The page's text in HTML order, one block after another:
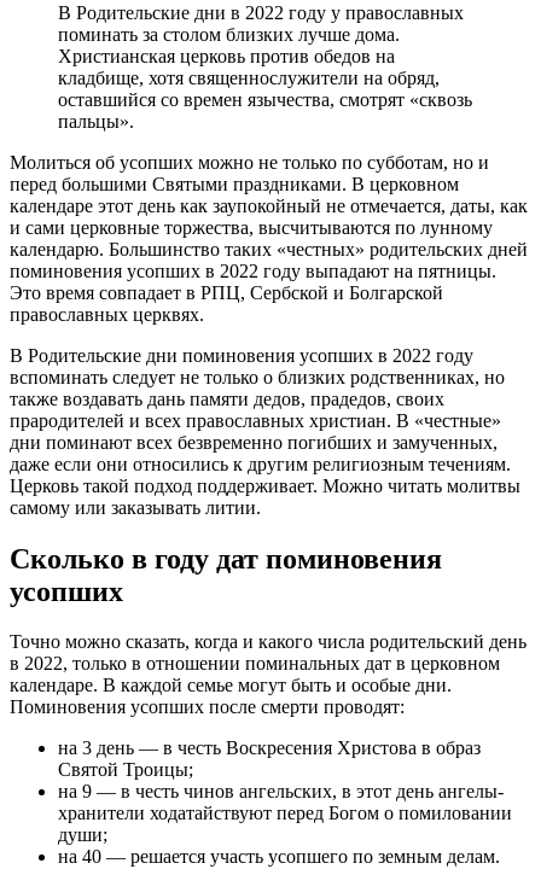
В Родительские дни в 2022 году у православных
поминать за столом близких лучше дома.
Христианская церковь против обедов на
кладбище, хотя священнослужители на обряд,
оставшийся со времен язычества, смотрят «сквозь
пальцы».
Молиться об усопших можно не только по субботам, но и
перед большими Святыми праздниками. В церковном
календаре этот день как заупокойный не отмечается, даты, как
и сами церковные торжества, высчитываются по лунному
календарю. Большинство таких «честных» родительских дней
поминовения усопших в 2022 году выпадают на пятницы.
Это время совпадает в РПЦ, Сербской и Болгарской
православных церквях.
В Родительские дни поминовения усопших в 2022 году
вспоминать следует не только о близких родственниках, но
также воздавать дань памяти дедов, прадедов, своих
прародителей и всех православных христиан. В «честные»
дни поминают всех безвременно погибших и замученных,
даже если они относились к другим религиозным течениям.
Церковь такой подход поддерживает. Можно читать молитвы
самому или заказывать литии.
Сколько в году дат поминовения
усопших
Точно можно сказать, когда и какого числа родительский день
в 2022, только в отношении поминальных дат в церковном
календаре. В каждой семье могут быть и особые дни.
Поминовения усопших после смерти проводят:
на 3 день — в честь Воскресения Христова в образ
Святой Троицы;
на 9 — в честь чинов ангельских, в этот день ангелы-
хранители ходатайствуют перед Богом о помиловании
души;
на 40 — решается участь усопшего по земным делам.